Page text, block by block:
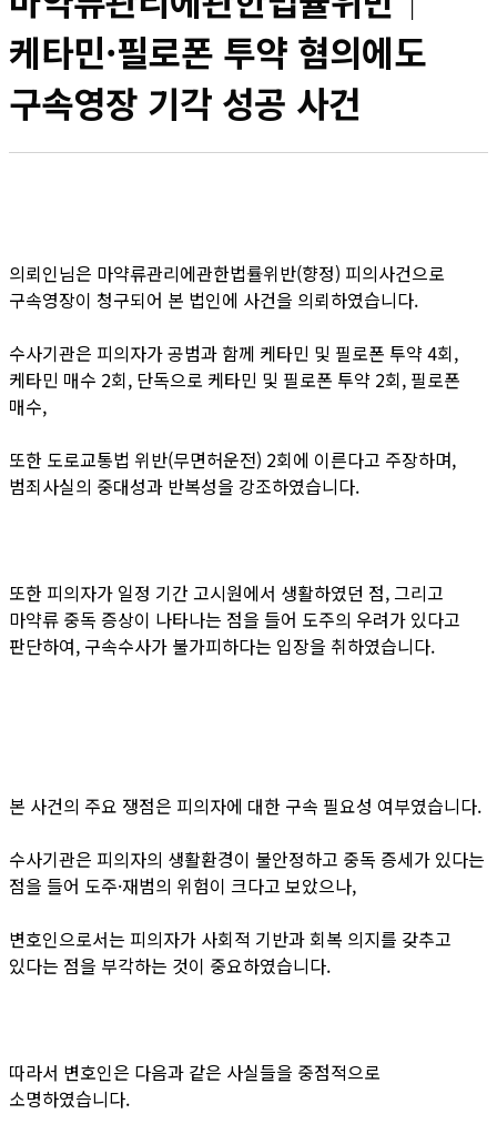
케타민·필로폰 투약 혐의에도
구속영장 기각 성공 사건
의뢰인님은 마약류관리에관한법률위반(향정) 피의사건으로
구속영장이 청구되어 본 법인에 사건을 의뢰하였습니다.
수사기관은 피의자가 공범과 함께 케타민 및 필로폰 투약 4회,
케타민 매수 2회, 단독으로 케타민 및 필로폰 투약 2회, 필로폰
매수,
또한 도로교통법 위반(무면허운전) 2회에 이른다고 주장하며,
범죄사실의 중대성과 반복성을 강조하였습니다.
또한 피의자가 일정 기간 고시원에서 생활하였던 점, 그리고
마약류 중독 증상이 나타나는 점을 들어 도주의 우려가 있다고
판단하여, 구속수사가 불가피하다는 입장을 취하였습니다.
본 사건의 주요 쟁점은 피의자에 대한 구속 필요성 여부였습니다.
수사기관은 피의자의 생활환경이 불안정하고 중독 증세가 있다는
점을 들어 도주·재범의 위험이 크다고 보았으나,
변호인으로서는 피의자가 사회적 기반과 회복 의지를 갖추고
있다는 점을 부각하는 것이 중요하였습니다.
따라서 변호인은 다음과 같은 사실들을 중점적으로
소명하였습니다.